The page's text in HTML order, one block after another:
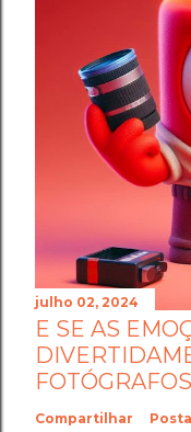
julho 02, 2024
E SE AS
Compartilhar